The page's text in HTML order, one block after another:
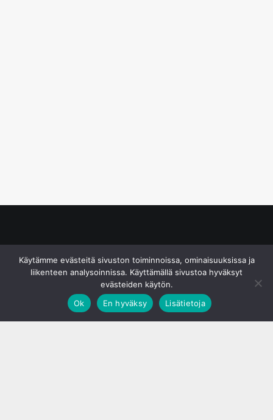
Käytämme evästeitä sivuston toiminnoissa, ominaisuuksissa ja
liikenteen analysoinnissa. Käyttämällä sivustoa hyväksyt
evästeiden käytön.
Ok
En hyväksy Lisätietoja